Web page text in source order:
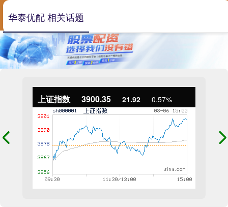
上证指数 3900.35 21.92 0.57%
华泰优配 相关话题